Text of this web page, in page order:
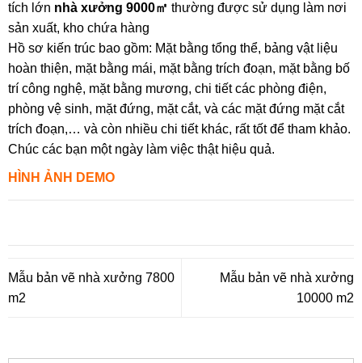
tích lớn nhà xưởng 9000㎡ thường được sử dụng làm nơi
sản xuất, kho chứa hàng
Hồ sơ kiến trúc bao gồm: Mặt bằng tổng thể, bảng vật liệu
hoàn thiện, mặt bằng mái, mặt bằng trích đoạn, mặt bằng bố
trí công nghệ, mặt bằng mương, chi tiết các phòng điện,
phòng vệ sinh, mặt đứng, mặt cắt, và các mặt đứng mặt cắt
trích đoạn,… và còn nhiều chi tiết khác, rất tốt để tham khảo.
Chúc các bạn một ngày làm việc thật hiệu quả.
HÌNH ẢNH DEMO
Mẫu bản vẽ nhà xưởng 7800
m2
Mẫu bản vẽ nhà xưởng
10000 m2